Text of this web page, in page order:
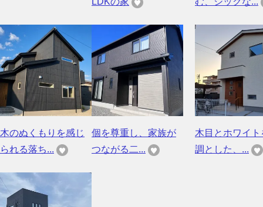
木のぬくもりを感じ
られる落ち...
個を尊重し、家族が
つながる二...
木目とホワイト
調とした、...